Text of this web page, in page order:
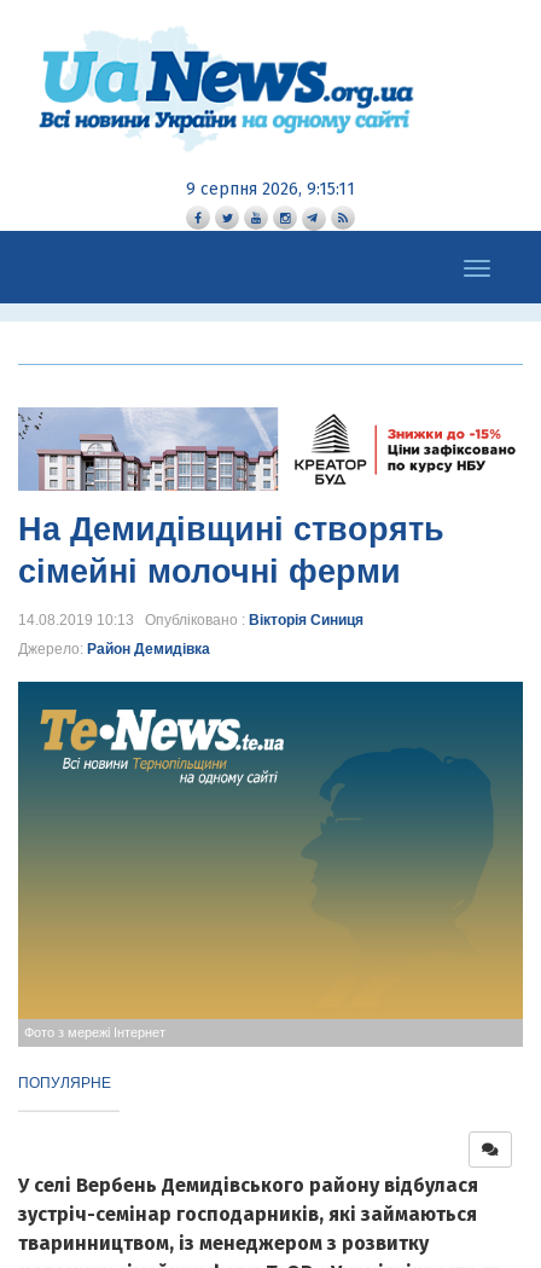
9 серпня 2026, 9:15:13
Toggle
navigation
На Демидівщині створять
сімейні молочні ферми
14.08.2019 10:13 Опубліковано : Вікторія Синиця
Джерело: Район Демидівка
Фото з мережі Інтернет
ПОПУЛЯРНЕ
У селі Вербень Демидівського району відбулася
зустріч-семінар господарників, які займаються
тваринництвом, із менеджером з розвитку